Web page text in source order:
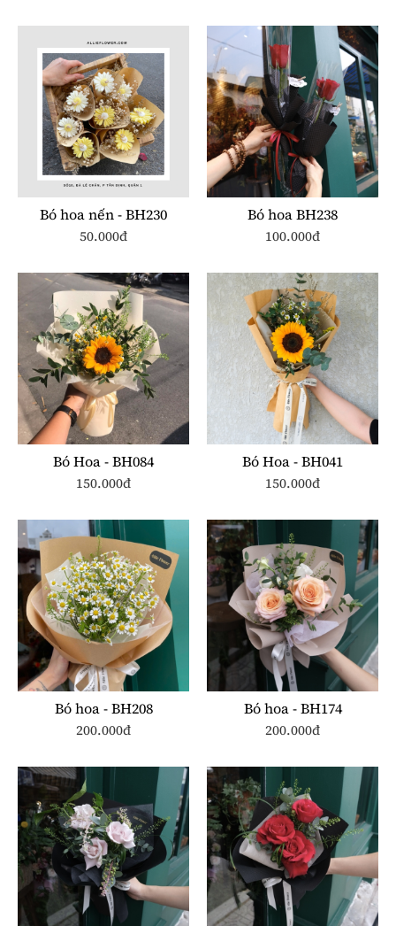
Bó hoa nến - BH230
50.000đ
Bó hoa BH238
100.000đ
Bó Hoa - BH084
150.000đ
Bó Hoa - BH041
150.000đ
Bó hoa - BH208
200.000đ
Bó hoa - BH174
200.000đ